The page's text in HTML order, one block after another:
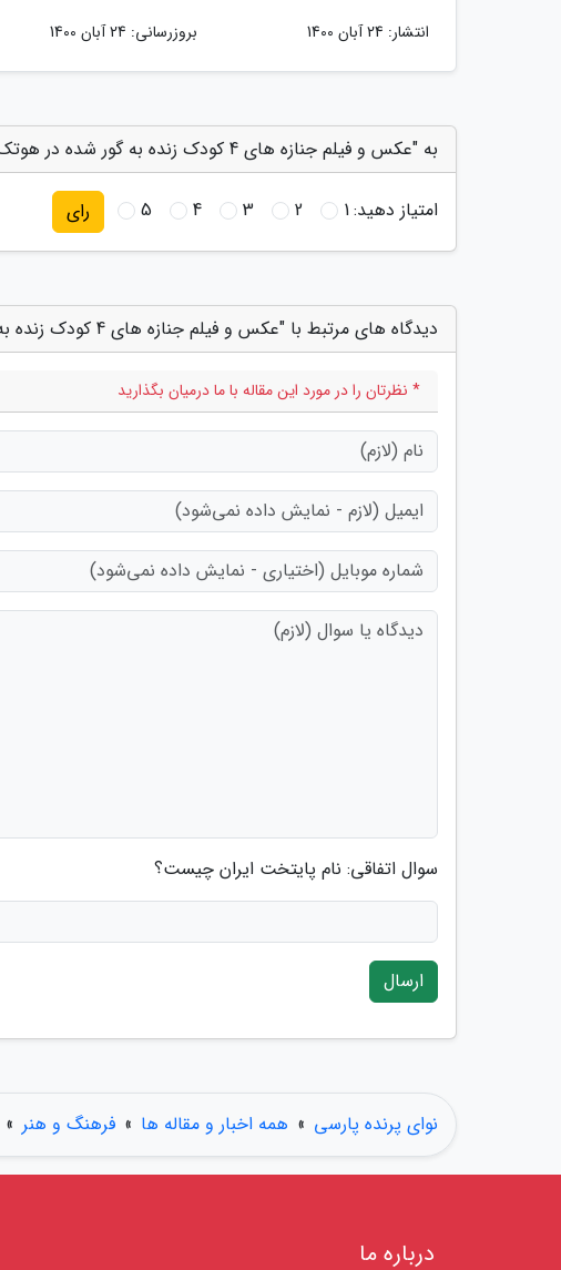
انتشار: 24 آبان 1400 بروزرسانی: 24 آبان 1400
به "عکس و فیلم جنازه های 4 کودک زنده به گور شده در هوتک ! ، چابهار در ماتم و شوک" امتیاز دهید
امتیاز دهید:1
2
3
4
5 رای
دیدگاه های مرتبط با "عکس و فیلم جنازه های 4 کودک زنده به گور شده در هوتک ! ، چابهار در ماتم و شوک"
* نظرتان را در مورد این مقاله با ما درمیان بگذارید
سوال اتفاقی: نام پایتخت ایران چیست؟
ارسال
نوای پرنده پارسی » همه اخبار و مقاله ها » فرهنگ و هنر »
درباره ما